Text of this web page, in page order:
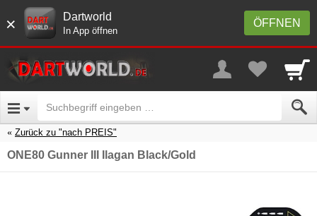
× ÖFFNEN
Dartworld
In App öffnen
Zurück zu "nach PREIS"
ONE80 Gunner III Ilagan Black/Gold